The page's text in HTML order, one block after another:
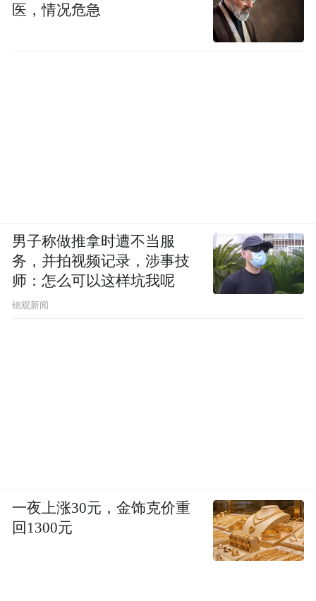
医，情况危急
男子称做推拿时遭不当服
务，并拍视频记录，涉事技
师：怎么可以这样坑我呢
锦观新闻
一夜上涨30元，金饰克价重
回1300元